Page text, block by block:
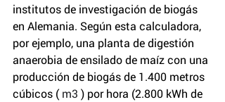
institutos de investigación de biogás
en Alemania. Según esta calculadora,
por ejemplo, una planta de digestión
anaerobia de ensilado de maíz con una
producción de biogás de 1.400 metros
cúbicos ( m3 ) por hora (2.800 kWh de